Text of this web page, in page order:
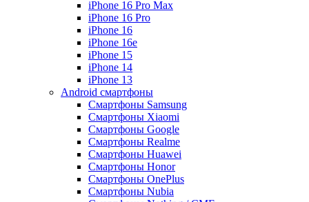
iPhone 16 Pro Max
iPhone 16 Pro
iPhone 16
iPhone 16e
iPhone 15
iPhone 14
iPhone 13
Android cмартфоны
Смартфоны Samsung
Смартфоны Xiaomi
Смартфоны Google
Смартфоны Realme
Смартфоны Huawei
Смартфоны Honor
Смартфоны OnePlus
Смартфоны Nubia